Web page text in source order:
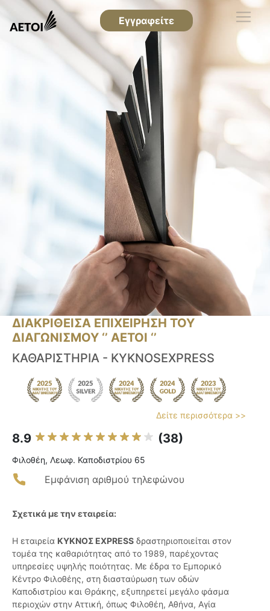
Εγγραφείτε
ΔΙΑΚΡΙΘΕΙΣΑ ΕΠΙΧΕΙΡΗΣΗ ΤΟΥ
ΔΙΑΓΩΝΙΣΜΟΥ ‘’ ΑΕΤΟΙ ‘’
ΚΑΘΑΡΙΣΤΗΡΙΑ - KYKNOSEXPRESS
Δείτε περισσότερα >>
8.9 (38)
Φιλοθέη, Λεωφ. Καποδιστρίου 65
Εμφάνιση αριθμού τηλεφώνου
Σχετικά με την εταιρεία:
Η εταιρεία ΚΥΚΝΟΣ EXPRESS δραστηριοποιείται στον
τομέα της καθαριότητας από το 1989, παρέχοντας
υπηρεσίες υψηλής ποιότητας. Με έδρα το Εμπορικό
Κέντρο Φιλοθέης, στη διασταύρωση των οδών
Καποδιστρίου και Θράκης, εξυπηρετεί μεγάλο φάσμα
περιοχών στην Αττική, όπως Φιλοθέη, Αθήνα, Αγία